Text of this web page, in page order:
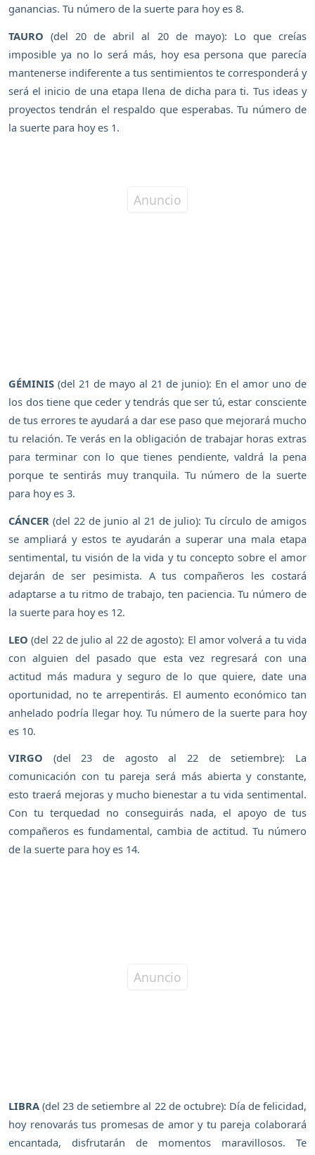
ganancias. Tu número de la suerte para hoy es 8.
TAURO (del 20 de abril al 20 de mayo): Lo que creías
imposible ya no lo será más, hoy esa persona que parecía
mantenerse indiferente a tus sentimientos te corresponderá y
será el inicio de una etapa llena de dicha para ti. Tus ideas y
proyectos tendrán el respaldo que esperabas. Tu número de
la suerte para hoy es 1.
GÉMINIS (del 21 de mayo al 21 de junio): En el amor uno de
los dos tiene que ceder y tendrás que ser tú, estar consciente
de tus errores te ayudará a dar ese paso que mejorará mucho
tu relación. Te verás en la obligación de trabajar horas extras
para terminar con lo que tienes pendiente, valdrá la pena
porque te sentirás muy tranquila. Tu número de la suerte
para hoy es 3.
CÁNCER (del 22 de junio al 21 de julio): Tu círculo de amigos
se ampliará y estos te ayudarán a superar una mala etapa
sentimental, tu visión de la vida y tu concepto sobre el amor
dejarán de ser pesimista. A tus compañeros les costará
adaptarse a tu ritmo de trabajo, ten paciencia. Tu número de
la suerte para hoy es 12.
LEO (del 22 de julio al 22 de agosto): El amor volverá a tu vida
con alguien del pasado que esta vez regresará con una
actitud más madura y seguro de lo que quiere, date una
oportunidad, no te arrepentirás. El aumento económico tan
anhelado podría llegar hoy. Tu número de la suerte para hoy
es 10.
VIRGO (del 23 de agosto al 22 de setiembre): La
comunicación con tu pareja será más abierta y constante,
esto traerá mejoras y mucho bienestar a tu vida sentimental.
Con tu terquedad no conseguirás nada, el apoyo de tus
compañeros es fundamental, cambia de actitud. Tu número
de la suerte para hoy es 14.
LIBRA (del 23 de setiembre al 22 de octubre): Día de felicidad,
hoy renovarás tus promesas de amor y tu pareja colaborará
encantada, disfrutarán de momentos maravillosos. Te